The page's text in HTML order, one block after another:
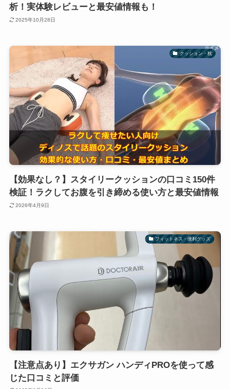
析！実体験レビューと最安値情報も！
2025年10月28日
クッション・枕
【効果なし？】スタイリークッションの口コミ150件
検証！ラクしてお腹を引き締める使い方と最安値情報
2026年4月9日
フィットネス・便利グッズ
【注意点あり】エクサガン ハンディPROを使って感
じた口コミと評価